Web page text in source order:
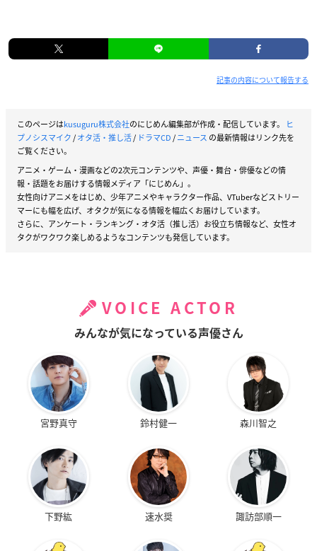
記事の内容について報告する
このページはkusuguru株式会社のにじめん編集部が作成・配信しています。
ヒ
プノシスマイク/オタ活・推し活/ ドラマCD/ニュース の最新情報はリンク先を
ご覧ください。
アニメ・ゲーム・漫画などの2次元コンテンツや、声優・舞台・俳優などの情
報・話題をお届けする情報メディア「にじめん」。
女性向けアニメをはじめ、少年アニメやキャラクター作品、VTuberなどストリー
マーにも幅を広げ、オタクが気になる情報を幅広くお届けしています。
さらに、アンケート・ランキング・オタ活（推し活）お役立ち情報など、女性オ
タクがワクワク楽しめるようなコンテンツも発信しています。
VOICE ACTOR
みんなが気になっている声優さん
宮野真守 鈴村健一 森川智之
下野紘 速水奨 諏訪部順一